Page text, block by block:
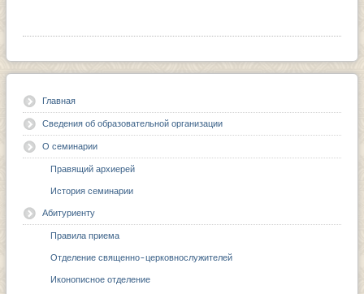
Главная
Сведения об образовательной организации
О семинарии
Правящий архиерей
История семинарии
Абитуриенту
Правила приема
Отделение священно-церковнослужителей
Иконописное отделение